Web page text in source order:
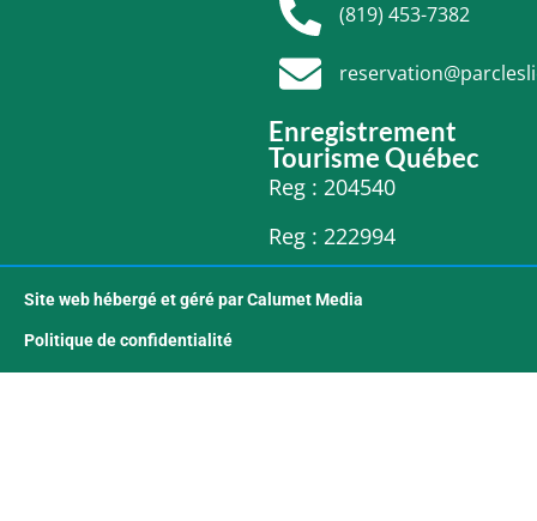
(819) 453-7382
Enregistrement
Tourisme Québec
Reg : 204540
Reg : 222994
Site web hébergé et géré par Calumet Media
Politique de confidentialité